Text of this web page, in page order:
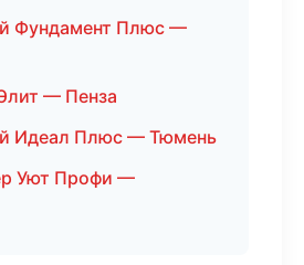
Фундамент Плюс —
— Пенза
Идеал Плюс — Тюмень
Уют Профи —